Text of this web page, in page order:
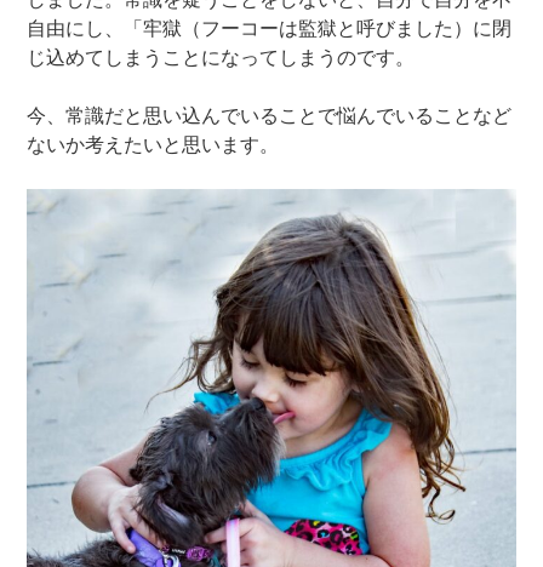
自由にし、「牢獄（フーコーは監獄と呼びました）に閉
じ込めてしまうことになってしまうのです。
今、常識だと思い込んでいることで悩んでいることなど
ないか考えたいと思います。